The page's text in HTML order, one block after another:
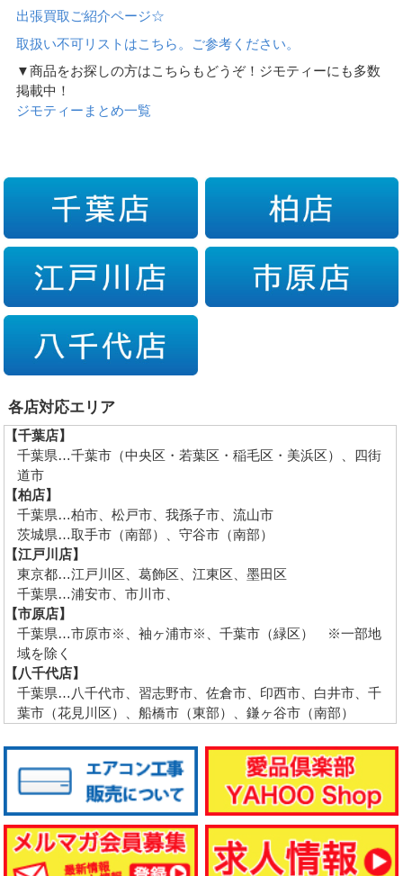
出張買取ご紹介ページ☆
取扱い不可リストはこちら。ご参考ください。
▼商品をお探しの方はこちらもどうぞ！ジモティーにも多数
掲載中！
ジモティーまとめ一覧
各店対応エリア
【千葉店】
千葉県…千葉市（中央区・若葉区・稲毛区・美浜区）、四街
道市
【柏店】
千葉県…柏市、松戸市、我孫子市、流山市
茨城県…取手市（南部）、守谷市（南部）
【江戸川店】
東京都…江戸川区、葛飾区、江東区、墨田区
千葉県…浦安市、市川市、
【市原店】
千葉県…市原市※、袖ヶ浦市※、千葉市（緑区） ※一部地
域を除く
【八千代店】
千葉県…八千代市、習志野市、佐倉市、印西市、白井市、千
葉市（花見川区）、船橋市（東部）、鎌ヶ谷市（南部）